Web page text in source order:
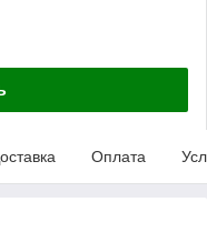
Оплата